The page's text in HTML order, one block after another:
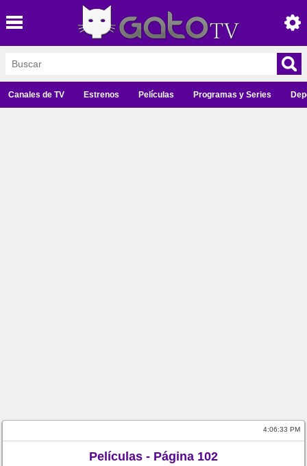
Canales de TV Estrenos Películas Programas y Series
4:06:33 PM
Películas - Página 102